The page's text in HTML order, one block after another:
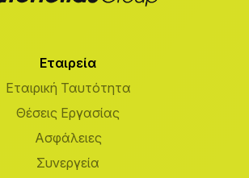
Εταιρεία
Εταιρική Ταυτότητα
Θέσεις Εργασίας
Ασφάλειες
Συνεργεία